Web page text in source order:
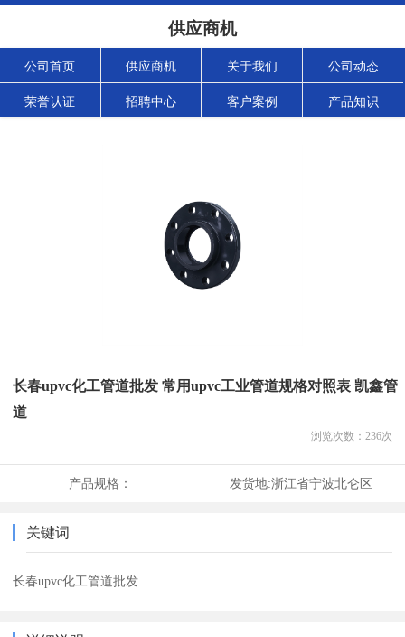
供应商机
公司首页 供应商机 关于我们 公司动态
荣誉认证 招聘中心 客户案例 产品知识
长春upvc化工管道批发 常用upvc工业管道规格对照表 凯鑫管
道
浏览次数： 236次
产品规格： 发货地:浙江省宁波北仑区
关键词
长春upvc化工管道批发